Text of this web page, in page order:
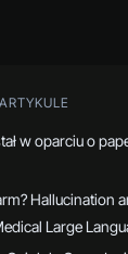
w oparciu o
Hallucination
Large